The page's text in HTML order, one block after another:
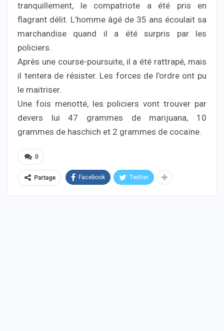
tranquillement, le compatriote a été pris en
flagrant délit. L’homme âgé de 35 ans écoulait sa
marchandise quand il a été surpris par les
policiers.
Après une course-poursuite, il a été rattrapé, mais
il tentera de résister. Les forces de l’ordre ont pu
le maitriser.
Une fois menotté, les policiers vont trouver par
devers lui 47 grammes de marijuana, 10
grammes de haschich et 2 grammes de cocaïne.
0
Partage Facebook Twitter